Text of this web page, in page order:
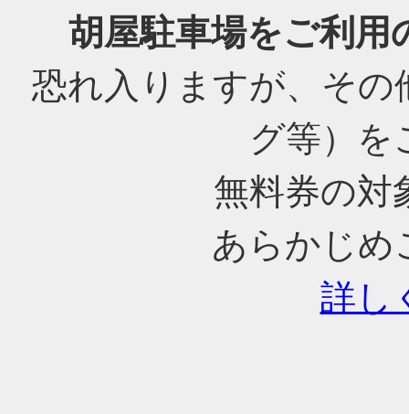
胡屋駐車場をご利用
恐れ入りますが、そ
グ等）を
無料券の対
あらかじめ
詳し